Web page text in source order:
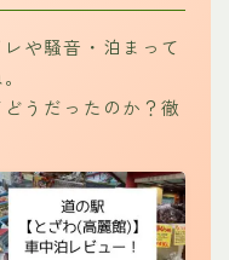
や騒音・泊まって
うだったのか？徹